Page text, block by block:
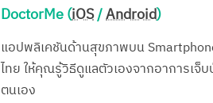
DoctorMe (iOS/Android)
แอปพลิเคชันด้านสุขภาพบน
ไทย ให้คุณรู้วิธีดูแลตัวเองจากอาการเจ็
ตนเอง